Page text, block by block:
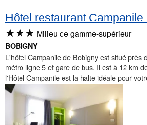
Hôtel restaurant Campanile
★★★ Milieu de gamme-supérieur
BOBIGNY
L'hôtel Campanile de Bobigny est situé près
métro ligne 5 et gare de bus. Il est à 12 km
l'Hôtel Campanile est la halte idéale pour